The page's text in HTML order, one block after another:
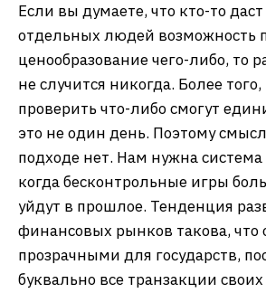
Если вы думаете, что кто-то
отдельных людей возможность
ценообразование чего-либо, то
не случится никогда. Более
проверить что-либо смогут
это не один день. Поэтому
подходе нет. Нам нужна система
когда бесконтрольные игры
уйдут в прошлое. Тенденция
финансовых рынков такова, что
прозрачными для государств,
буквально все транзакции